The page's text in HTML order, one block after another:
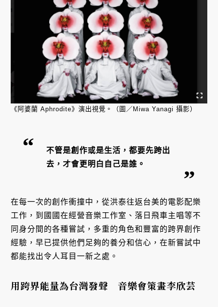
《阿婆蘭 Aphrodite》演出視覺。（圖／Miwa Yanagi 攝影）
不管是創作或是生活，都要先跨出
去，才會更明白自己是誰。
在每一次的創作衝撞中，從洪泰往返台美的電影配樂
工作，到國國在經營音樂工作室、落日飛車主唱等不
同身分間的各種嘗試，多重的角色和豐富的跨界創作
經驗，早已提供他們足夠的養分和信心，在新嘗試中
都能找出令人耳目一新之處。
用跨界能量為台灣發聲 音樂會策畫李欣芸